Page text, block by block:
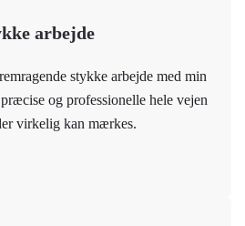
arbejde
stykke arbejde med min
og professionelle hele vejen
virkelig kan mærkes.